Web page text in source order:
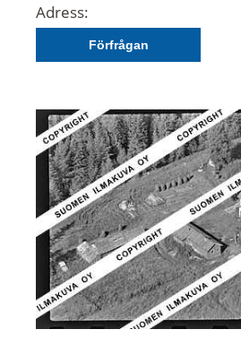
Adress:
Förfrågan